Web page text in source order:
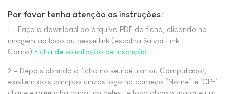
Por favor tenha atenção as instruções:
1 - Faça o download do arquivo PDF da ficha, clicando na
imagem ao lado ou nesse link (escolha Salvar Link
Como):Ficha de solicitação de Inscrição
2 - Depois abrindo a ficha no seu celular ou Computador,
existem dois campos cinzas logo no começo “Nome” e ‘CPF’